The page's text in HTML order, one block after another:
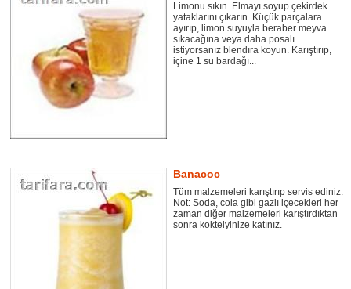
Limonu sıkın. Elmayı soyup çekirdek
yataklarını çıkarın. Küçük parçalara
ayırıp, limon suyuyla beraber meyva
sıkacağına veya daha posalı
istiyorsanız blendıra koyun. Karıştırıp,
içine 1 su bardağı...
Banacoc
Tüm malzemeleri karıştırıp servis ediniz.
Not: Soda, cola gibi gazlı içecekleri her
zaman diğer malzemeleri karıştırdıktan
sonra koktelyinize katınız.